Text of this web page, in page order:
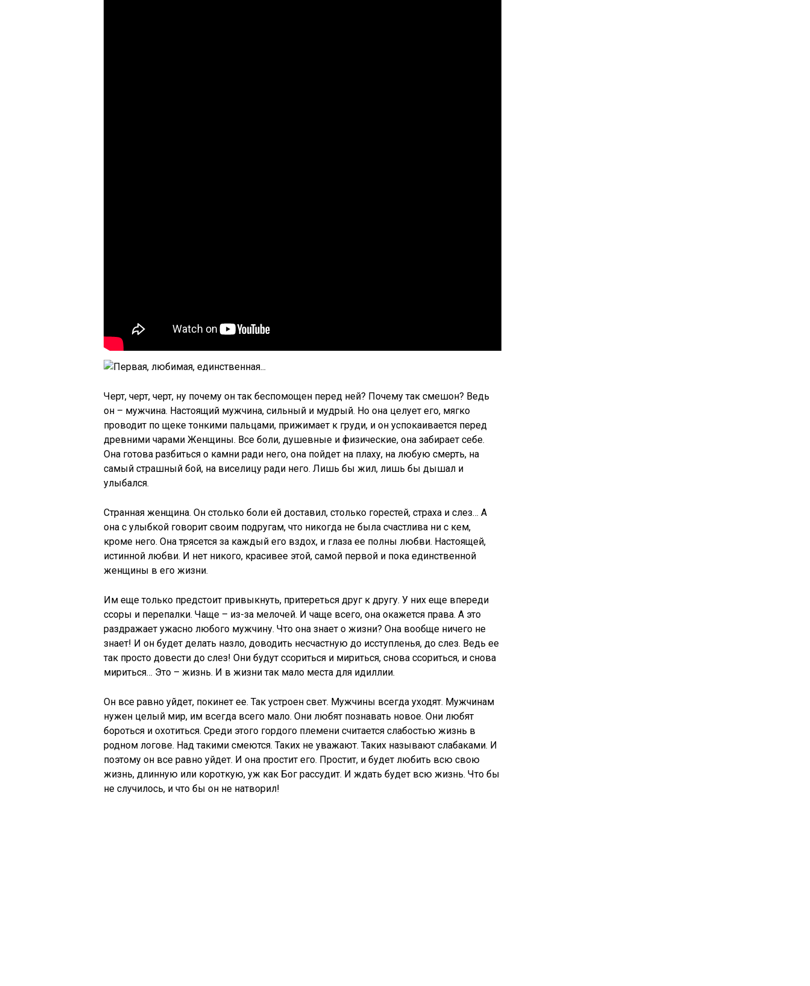
Черт, черт, черт, ну почему он так беспомощен перед ней? Почему так смешон? Ведь
он – мужчина. Настоящий мужчина, сильный и мудрый. Но она целует его, мягко
проводит по щеке тонкими пальцами, прижимает к груди, и он успокаивается перед
древними чарами Женщины. Все боли, душевные и физические, она забирает себе.
Она готова разбиться о камни ради него, она пойдет на плаху, на любую смерть, на
самый страшный бой, на виселицу ради него. Лишь бы жил, лишь бы дышал и
улыбался.
Странная женщина. Он столько боли ей доставил, столько горестей, страха и слез… А
она с улыбкой говорит своим подругам, что никогда не была счастлива ни с кем,
кроме него. Она трясется за каждый его вздох, и глаза ее полны любви. Настоящей,
истинной любви. И нет никого, красивее этой, самой первой и пока единственной
женщины в его жизни.
Им еще только предстоит привыкнуть, притереться друг к другу. У них еще впереди
ссоры и перепалки. Чаще – из-за мелочей. И чаще всего, она окажется права. А это
раздражает ужасно любого мужчину. Что она знает о жизни? Она вообще ничего не
знает! И он будет делать назло, доводить несчастную до исступленья, до слез. Ведь ее
так просто довести до слез! Они будут ссориться и мириться, снова ссориться, и снова
мириться… Это – жизнь. И в жизни так мало места для идиллии.
Он все равно уйдет, покинет ее. Так устроен свет. Мужчины всегда уходят. Мужчинам
нужен целый мир, им всегда всего мало. Они любят познавать новое. Они любят
бороться и охотиться. Среди этого гордого племени считается слабостью жизнь в
родном логове. Над такими смеются. Таких не уважают. Таких называют слабаками. И
поэтому он все равно уйдет. И она простит его. Простит, и будет любить всю свою
жизнь, длинную или короткую, уж как Бог рассудит. И ждать будет всю жизнь. Что бы
не случилось, и что бы он не натворил!